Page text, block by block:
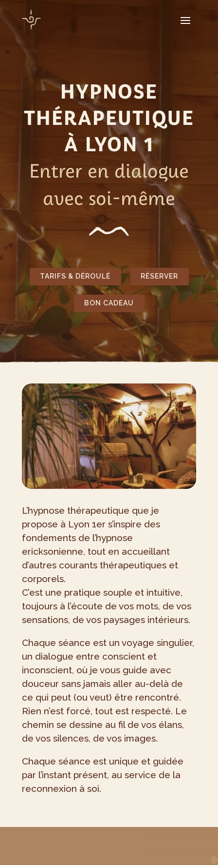
HYPNOSE
THÉRAPEUTIQUE
À LYON 1
Entrer en dialogue
avec soi-même
TARIFS & DÉROULÉ RÉSERVER
BON CADEAU
L’hypnose thérapeutique que je
propose à Lyon 1er s’inspire des
fondements de l’hypnose
ericksonienne, tout en accueillant
d’autres courants thérapeutiques et
corporels.
C’est une pratique souple et intuitive,
toujours à l’écoute de vos mots, de vos
sensations, de vos paysages intérieurs.
Chaque séance est un voyage singulier,
un dialogue entre conscient et
inconscient, où je vous guide avec
douceur sans jamais aller au-delà de
ce qui peut (ou veut) être rencontré.
Rien n’est forcé, tout est respecté. Le
chemin se dessine au fil de vos élans,
de vos silences, de vos images.
Chaque séance est unique et guidée
par l’instant présent, au service de la
reconnexion à soi.